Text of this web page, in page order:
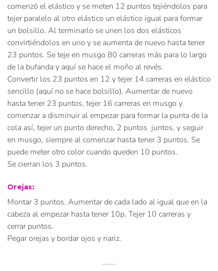
comenzó el elástico y se meten 12 puntos tejiéndolos para
tejer paralelo al otro elástico un elástico igual para formar
un bolsillo. Al terminarlo se unen los dos elásticos
convirtiéndolos en uno y se aumenta de nuevo hasta tener
23 puntos. Se teje en musgo 80 carreras más para lo largo
de la bufanda y aquí se hace el moño al revés.
Convertir los 23 puntos en 12 y tejer 14 carreras en elástico
sencillo (aquí no se hace bolsillo). Aumentar de nuevo
hasta tener 23 puntos, tejer 16 carreras en musgo y
comenzar a disminuir al empezar para formar la punta de la
cola así, tejer un punto derecho, 2 puntos juntos, y seguir
en musgo, siempre al comenzar hasta tener 3 puntos. Se
puede meter otro color cuando queden 10 puntos.
Se cierran los 3 puntos.
Orejas:
Montar 3 puntos. Aumentar de cada lado al igual que en la
cabeza al empezar hasta tener 10p. Tejer 10 carreras y
cerrar puntos.
Pegar orejas y bordar ojos y nariz.